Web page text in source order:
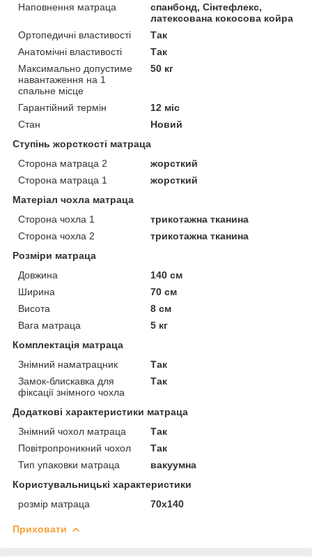
Наповнення матраца
спанбонд, Сінтефлекс,
латексована кокосова койра
Ортопедичні властивості
Так
Анатомічні властивості
Так
Максимально допустиме
навантаження на 1
спальне місце
50 кг
Гарантійний термін
12 міс
Стан
Новий
Ступінь жорсткості матраца
Сторона матраца 2
жорсткий
Сторона матраца 1
жорсткий
Матеріал чохла матраца
Сторона чохла 1
трикотажна тканина
Сторона чохла 2
трикотажна тканина
Розміри матраца
Довжина
140 см
Ширина
70 см
Висота
8 см
Вага матраца
5 кг
Комплектація матраца
Знімний наматрацник
Так
Замок-блискавка для
фіксації знімного чохла
Так
Додаткові характеристики матраца
Знімний чохол матраца
Так
Повітропроникний чохол
Так
Тип упаковки матраца
вакуумна
Користувальницькі характеристики
розмір матраца
70х140
Приховати